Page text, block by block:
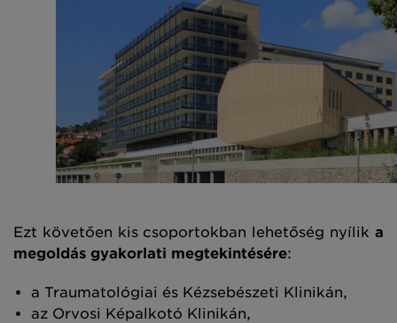
Ezt követően kis csoportokban lehetőség nyílik a
megoldás gyakorlati megtekintésére:
a Traumatológiai és Kézsebészeti Klinikán,
az Orvosi Képalkotó Klinikán,